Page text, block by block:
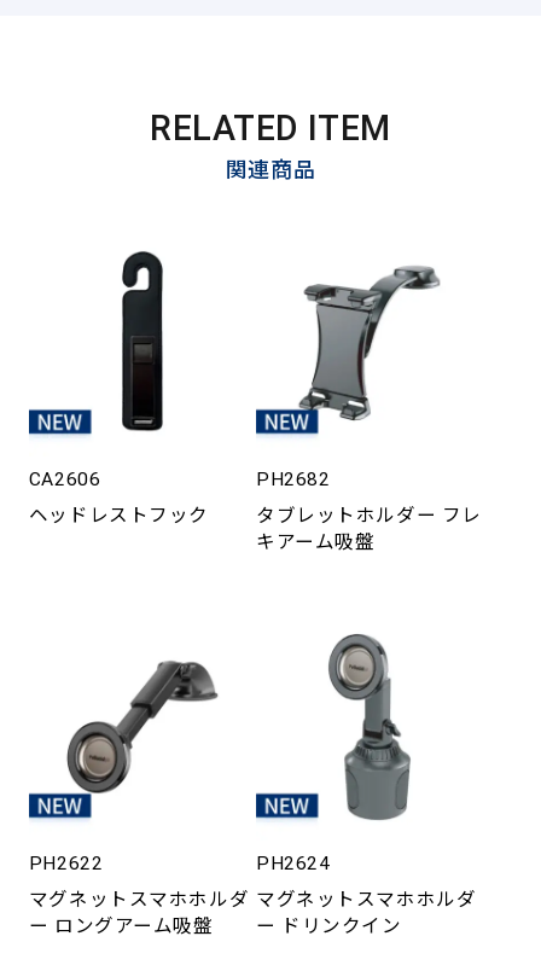
RELATED ITEM
関連商品
CA2606
ヘッドレストフック
PH2682
タブレットホルダー フレ
キアーム吸盤
PH2622
マグネットスマホホルダ
ー ロングアーム吸盤
PH2624
マグネットスマホホルダ
ー ドリンクイン